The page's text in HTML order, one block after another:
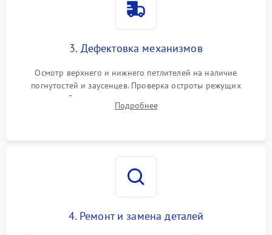
3. Дефектовка механизмов
Осмотр верхнего и нижнего петлителей на наличие
погнутостей и заусенцев. Проверка остроты режущих
кромок ножей, состояния приводного ремня, электромотора
и механизма дифференциальной подачи ткани.
Подробнее
4. Ремонт и замена деталей